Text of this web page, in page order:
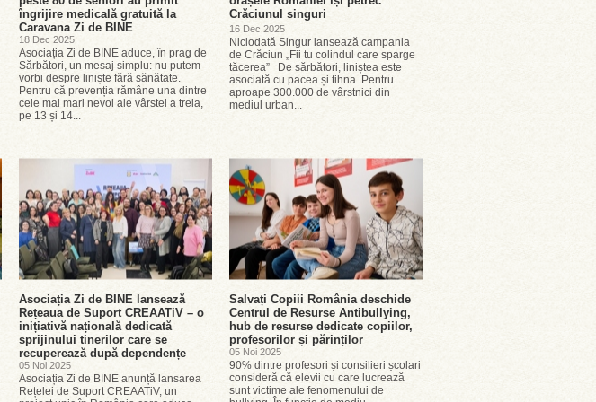
îngrijire medicală gratuită la
Caravana Zi de BINE
18 Dec 2025
Asociația Zi de BINE aduce, în prag de
Sărbători, un mesaj simplu: nu putem
vorbi despre liniște fără sănătate.
Pentru că prevenția rămâne una dintre
cele mai mari nevoi ale vârstei a treia,
pe 13 și 14...
Crăciunul singuri
16 Dec 2025
Niciodată Singur lansează campania
de Crăciun „Fii tu colindul care sparge
tăcerea” De sărbători, liniștea este
asociată cu pacea și tihna. Pentru
aproape 300.000 de vârstnici din
mediul urban...
Asociația Zi de BINE lansează
Rețeaua de Suport CREAATiV – o
inițiativă națională dedicată
sprijinului tinerilor care se
recuperează după dependențe
05 Noi 2025
Asociația Zi de BINE anunță lansarea
Rețelei de Suport CREAATiV, un
Salvați Copiii România deschide
Centrul de Resurse Antibullying,
hub de resurse dedicate copiilor,
profesorilor și părinților
05 Noi 2025
90% dintre profesori și consilieri școlari
consideră că elevii cu care lucrează
sunt victime ale fenomenului de